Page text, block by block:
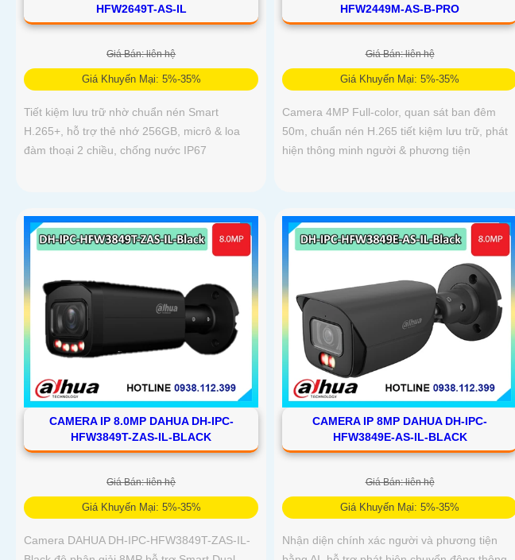
HFW2649T-AS-IL
Giá Bán: liên hệ
Giá Khuyến Mại: 5%-35%
Tiết kiệm lưu trữ nhờ chuẩn nén Smart
H.265+, hỗ trợ thẻ nhớ 256GB, micrô & loa
đàm thoại 2 chiều, chống nước IP67
HFW2449M-AS-B-PRO
Giá Bán: liên hệ
Giá Khuyến Mại: 5%-35%
Camera 4MP Full-color, quan sát ban đêm
50m, chuẩn nén H.265 tiết kiệm lưu trữ, phát
hiện thông minh người & phương tiện
CAMERA IP 8.0MP DAHUA DH-IPC-
HFW3849T-ZAS-IL-BLACK
Giá Bán: liên hệ
Giá Khuyến Mại: 5%-35%
Camera DAHUA DH-IPC-HFW3849T-ZAS-IL-
CAMERA IP 8MP DAHUA DH-IPC-
HFW3849E-AS-IL-BLACK
Giá Bán: liên hệ
Giá Khuyến Mại: 5%-35%
Nhận diện chính xác người và phương tiện